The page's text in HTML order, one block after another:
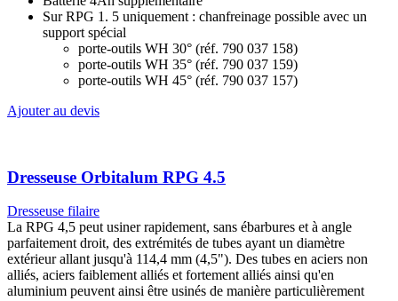
Dresseuse Orbitalum RPG 4.5
Dresseuse filaire
La RPG 4,5 peut usiner rapidement, sans ébarbures et à angle
parfaitement droit, des extrémités de tubes ayant un diamètre
aluminium peuvent ainsi être usinés de manière particulièrement
rapide et économique avec une précision élevée. Le système permet
d'obtenir un travail propre et sûr Pour chaque diamètre, l'utilisateur
peut sélectionner les coquilles de serrage appropriées dans la gamme
d'accessoires. Les coquilles de serrage symétriques et
interchangeables en acier inoxydable et en aluminium peuvent être
remplacées facilement et rapidement, sans outils. Diamètres de tube
compatibles : de 12.7 mm à 114.4 mm. En option :